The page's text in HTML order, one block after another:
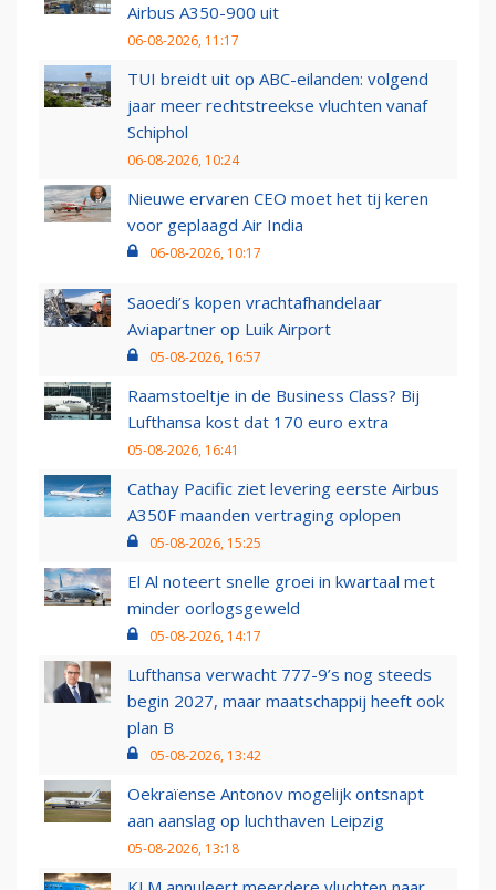
Airbus A350-900 uit
06-08-2026, 11:17
TUI breidt uit op ABC-eilanden: volgend
jaar meer rechtstreekse vluchten vanaf
Schiphol
06-08-2026, 10:24
Nieuwe ervaren CEO moet het tij keren
voor geplaagd Air India
06-08-2026, 10:17
Saoedi’s kopen vrachtafhandelaar
Aviapartner op Luik Airport
05-08-2026, 16:57
Raamstoeltje in de Business Class? Bij
Lufthansa kost dat 170 euro extra
05-08-2026, 16:41
Cathay Pacific ziet levering eerste Airbus
A350F maanden vertraging oplopen
05-08-2026, 15:25
El Al noteert snelle groei in kwartaal met
minder oorlogsgeweld
05-08-2026, 14:17
Lufthansa verwacht 777-9’s nog steeds
begin 2027, maar maatschappij heeft ook
plan B
05-08-2026, 13:42
Oekraïense Antonov mogelijk ontsnapt
aan aanslag op luchthaven Leipzig
05-08-2026, 13:18